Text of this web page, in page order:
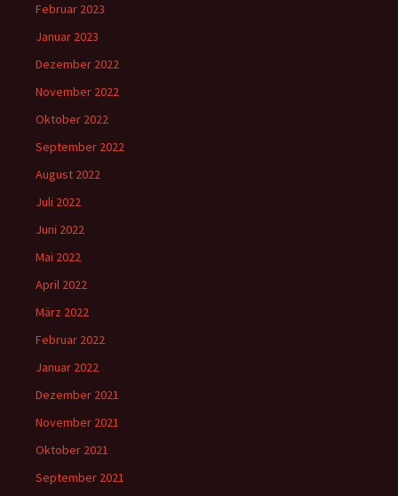
Februar 2023
Januar 2023
Dezember 2022
November 2022
Oktober 2022
September 2022
August 2022
Juli 2022
Juni 2022
Mai 2022
April 2022
März 2022
Februar 2022
Januar 2022
Dezember 2021
November 2021
Oktober 2021
September 2021